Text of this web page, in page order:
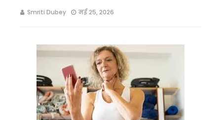
Smriti Dubey मई 25, 2026